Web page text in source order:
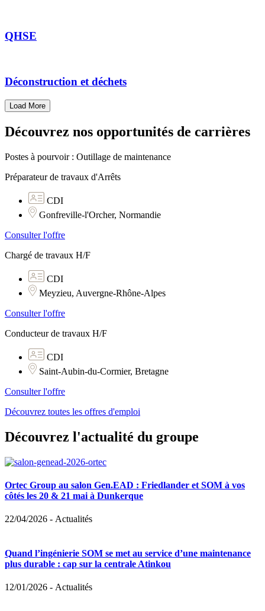
QHSE
Déconstruction et déchets
Load More
Découvrez nos opportunités de carrières
Postes à pourvoir : Outillage de maintenance
Préparateur de travaux d'Arrêts
CDI
Gonfreville-l'Orcher, Normandie
Consulter l'offre
Chargé de travaux H/F
CDI
Meyzieu, Auvergne-Rhône-Alpes
Consulter l'offre
Conducteur de travaux H/F
CDI
Saint-Aubin-du-Cormier, Bretagne
Consulter l'offre
Découvrez toutes les offres d'emploi
Découvrez l'actualité du groupe
Ortec Group au salon Gen.EAD : Friedlander et SOM à vos
côtés les 20 & 21 mai à Dunkerque
22/04/2026 - Actualités
Quand l’ingénierie SOM se met au service d’une maintenance
plus durable : cap sur la centrale Atinkou
12/01/2026 - Actualités